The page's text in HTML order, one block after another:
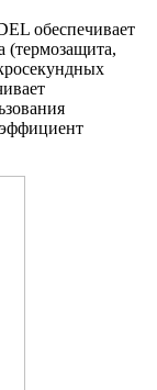
обеспечивает
(термозащита,